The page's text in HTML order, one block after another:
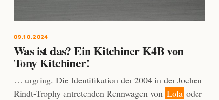
09.10.2024
Was ist das? Ein Kitchiner K4B von
Tony Kitchiner!
… urgring. Die Identifikation der 2004 in der Jochen
Rindt-Trophy antretenden Rennwagen von Lola oder